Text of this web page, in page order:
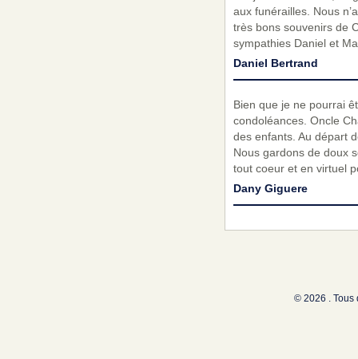
aux funérailles. Nous
très bons souvenirs de
sympathies Daniel et
Daniel Bertrand
Bien que je ne pourrai
condoléances. Oncle
des enfants. Au départ
Nous gardons de doux
tout coeur et en virtuel
Dany Giguere
© 2026 . Tous